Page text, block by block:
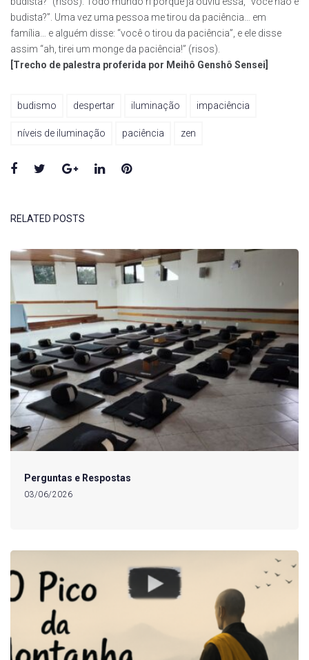
budista?”. Uma vez uma pessoa me tirou da paciência… em
família… e alguém disse: “você o tirou da paciência”, e ele disse
assim “ah, tirei um monge da paciência!” (risos).
[Trecho de palestra proferida por Meihô Genshô Sensei]
budismo despertar iluminação impaciência
níveis de iluminação paciência zen
Facebook
TwitterGoogle+LinkedInPinterest
RELATED POSTS
Perguntas e Respostas
03/06/2026